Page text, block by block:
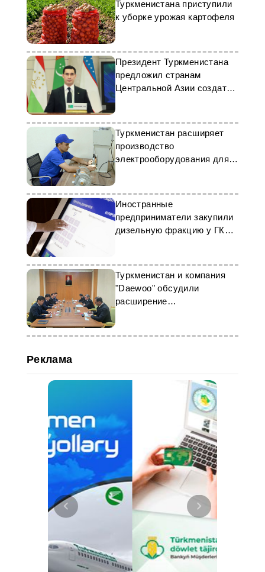
Туркменистана приступили
к уборке урожая картофеля
Президент Туркменистана
предложил странам
Центральной Азии создать
совместную Торговую
палату
Туркменистан расширяет
производство
электрооборудования для
растущих потребностей
экономики
Иностранные
предприниматели закупили
дизельную фракцию у ГК
Туркменистан и компания
"Daewoo" обсудили
расширение
Реклама